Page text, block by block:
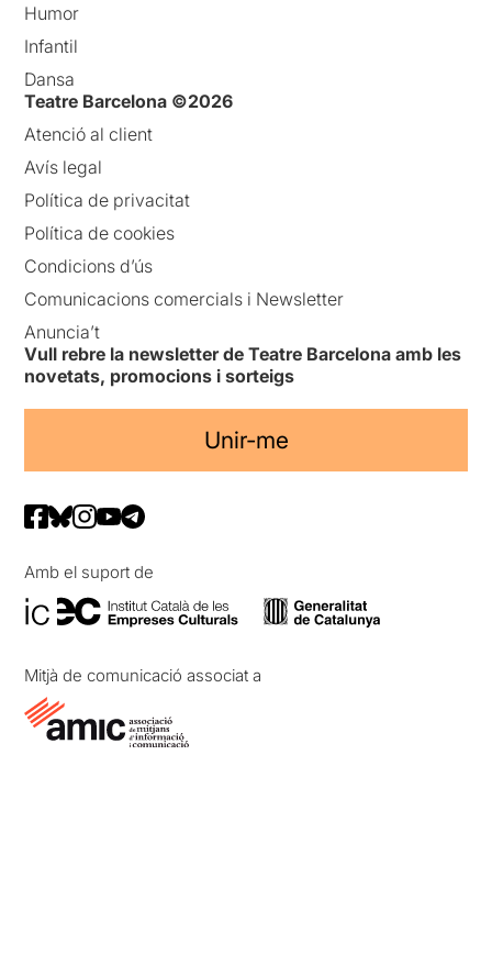
Humor
Infantil
Dansa
Teatre Barcelona ©2026
Atenció al client
Avís legal
Política de privacitat
Política de cookies
Condicions d’ús
Comunicacions comercials i Newsletter
Anuncia’t
Vull rebre la newsletter de Teatre Barcelona amb les
novetats, promocions i sorteigs
Unir-me
Amb el suport de
Mitjà de comunicació associat a